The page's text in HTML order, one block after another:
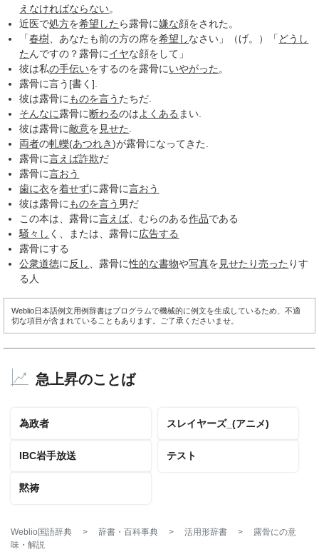
え なければならない。
近医で処方を希望した ら露骨に嫌な顔をされた。
「春樹 、あなたも前の方の席を希望しなさい」（げ。）「 どうし
た んですの？露骨にイヤな顔をして」
彼は私の手伝いをするのを露骨にいやがった 。
露骨に言う[書く].
彼は露骨に ものを言う たちだ.
そんなに露骨に断わるのはよくある まい.
彼は露骨に敵意を 見せた
両者の軋轢(あつれき)が露骨になってきた.
露骨に言えば詐欺だ
露骨に言おう
歯に衣を着せずに露骨に言おう
彼は露骨に ものを言う 男だ
この本は、露骨に言えば 、むらのある作品である
騒々し く、または、露骨に広告する
露骨にする
公衆道徳に 反し 、露骨に性的な書物や写真を 見せたり売った りす
る人
Weblio日本語例文用例辞書はプログラムで機械的に例文を生成しているため、不適
切な項目が含まれていることもあります。ご了承くださいませ。
急上昇のことば
為政者 スレイヤーズ_(アニメ)
IBC岩手放送 テスト
黙祷
Weblio国語辞典 > 辞書・百科事典 > 活用形辞書 > 露骨にの意
味・解説